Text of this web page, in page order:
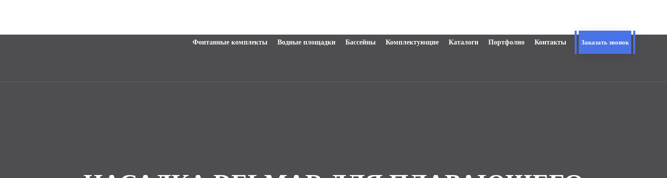
Фонтанные комплекты Водные площадки Бассейны Комплектующие Каталоги Портфолио Контакты Заказать звонок